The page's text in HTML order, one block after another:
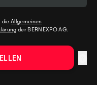
dieAllgemeinen
der BERNEXPO AG.